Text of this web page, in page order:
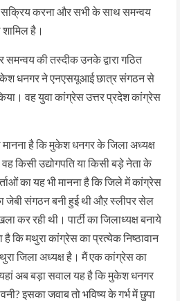
सक्रिय करना और सभी के साथ समन्वय
शामिल है।
की तस्दीक उनके द्वारा गठित
मुकेश धनगर ने एनएसयूआई छात्र संगठन से
वह युवा कांग्रेस उत्तर प्रदेश कांग्रेस
मानना है कि मुकेश धनगर के जिला अध्यक्ष
किसी उद्योगपति या किसी बड़े नेता के
का यह भी मानना है कि जिले में कांग्रेस
जेबी संगठन बनी हुई थी औऱ स्लीपर सेल
कर रही थी। पार्टी का जिलाध्यक्ष बनाये
कि मथुरा कांग्रेस का प्रत्येक निष्ठावान
जिला अध्यक्ष है। मैं एक कांग्रेस का
यहां अब बड़ा सवाल यह है कि मुकेश धनगर
इसका जवाब तो भविष्य के गर्भ में छुपा